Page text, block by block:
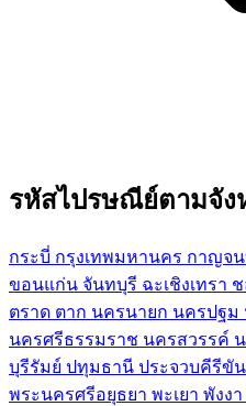
รหัสไปรษณีย์ตามจัง
กระบี่ กรุงเทพมหานคร กาญจน
ขอนแก่น จันทบุรี ฉะเชิงเทรา
ตราด ตาก นครนายก นครปฐม
นครศรีธรรมราช นครสวรรค์
บุรีรัมย์ ปทุมธานี ประจวบคีรีขั
พระนครศรีอยุธยา พะเยา พังงา